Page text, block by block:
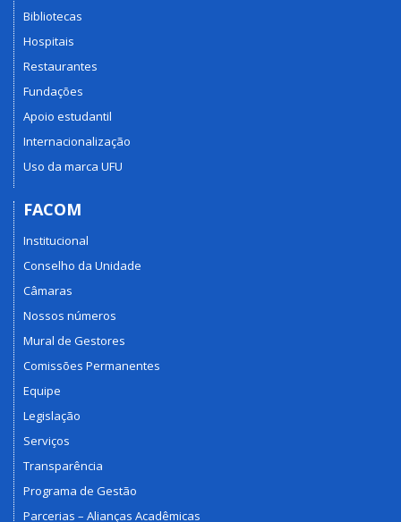
Bibliotecas
Hospitais
Restaurantes
Fundações
Apoio estudantil
Internacionalização
Uso da marca UFU
FACOM
Institucional
Conselho da Unidade
Câmaras
Nossos números
Mural de Gestores
Comissões Permanentes
Equipe
Legislação
Serviços
Transparência
Programa de Gestão
Parcerias – Alianças Acadêmicas